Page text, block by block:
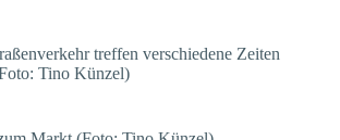
treffen verschiedene Zeiten
Tino Künzel)